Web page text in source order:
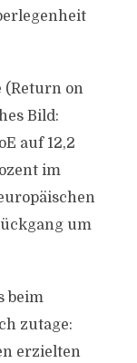
(Return on
Bild:
auf 12,2
im
um
beim
zutage:
erzielten